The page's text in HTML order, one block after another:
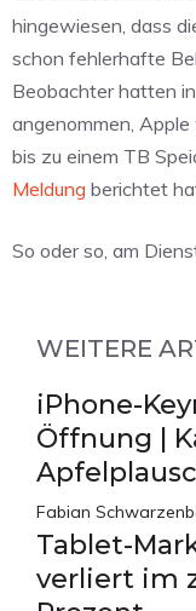
hingewiesen, dass
schon fehlerhafte
Beobachter hatten
angenommen,
bis zu einem TB
Meldung berichtet
So oder so, am
WEITERE
iPhone-
Öffnung |
Fabian
Tablet-
verliert im